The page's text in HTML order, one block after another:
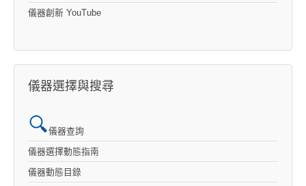
儀器創新 YouTube
儀器選擇與搜尋
儀器查詢
儀器選擇動態指南
儀器動態目錄